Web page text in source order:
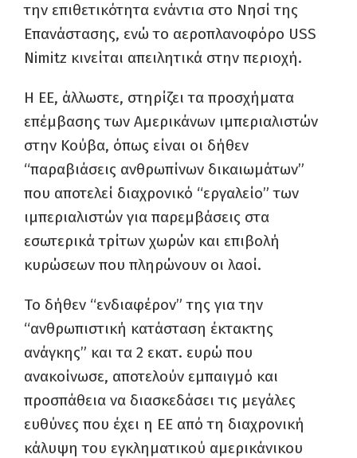
την επιθετικότητα ενάντια στο Νησί της
Επανάστασης, ενώ το αεροπλανοφόρο USS
Nimitz κινείται απειλητικά στην περιοχή.
Η ΕΕ, άλλωστε, στηρίζει τα προσχήματα
επέμβασης των Αμερικάνων ιμπεριαλιστών
στην Κούβα, όπως είναι οι δήθεν
“παραβιάσεις ανθρωπίνων δικαιωμάτων”
που αποτελεί διαχρονικό “εργαλείο” των
ιμπεριαλιστών για παρεμβάσεις στα
εσωτερικά τρίτων χωρών και επιβολή
κυρώσεων που πληρώνουν οι λαοί.
Το δήθεν “ενδιαφέρον” της για την
“ανθρωπιστική κατάσταση έκτακτης
ανάγκης” και τα 2 εκατ. ευρώ που
ανακοίνωσε, αποτελούν εμπαιγμό και
προσπάθεια να διασκεδάσει τις μεγάλες
ευθύνες που έχει η ΕΕ από τη διαχρονική
κάλυψη του εγκληματικού αμερικάνικου